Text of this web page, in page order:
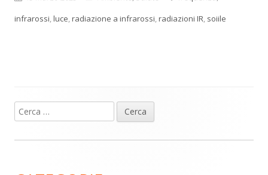
infrarossi,luce,radiazione a infrarossi,radiazioni IR, soiile
Barra
laterale
Ricerca
per: